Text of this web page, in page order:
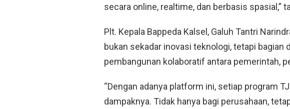
secara online, realtime, dan berbasis spasial,”
Plt. Kepala Bappeda Kalsel, Galuh Tantri
bukan sekadar inovasi teknologi, tetapi bagian
pembangunan kolaboratif antara pemerintah,
“Dengan adanya platform ini, setiap program
dampaknya. Tidak hanya bagi perusahaan,